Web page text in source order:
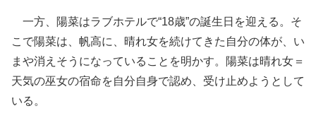
一方、陽菜はラブホテルで“18歳”の誕生日を迎える。そ
こで陽菜は、帆高に、晴れ女を続けてきた自分の体が、い
まや消えそうになっていることを明かす。陽菜は晴れ女＝
天気の巫女の宿命を自分自身で認め、受け止めようとして
いる。